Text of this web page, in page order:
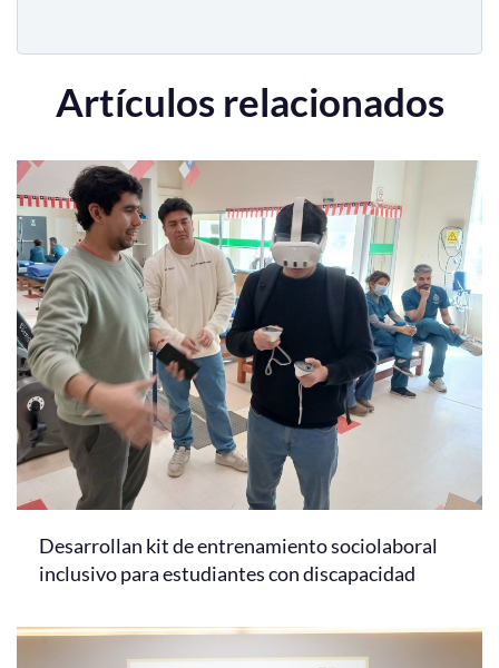
Artículos relacionados
Desarrollan kit de entrenamiento sociolaboral
inclusivo para estudiantes con discapacidad